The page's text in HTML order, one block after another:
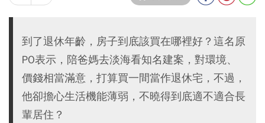
到了退休年齡，房子到底該買在哪裡好？這名原
PO表示，陪爸媽去淡海看知名建案，對環境、
價錢相當滿意，打算買一間當作退休宅，不過，
他卻擔心生活機能薄弱，不曉得到底適不適合長
輩居住？